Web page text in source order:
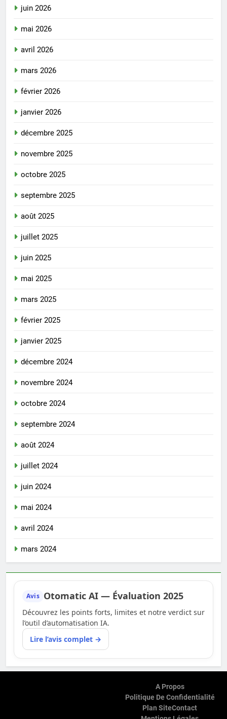
juin 2026
mai 2026
avril 2026
mars 2026
février 2026
janvier 2026
décembre 2025
novembre 2025
octobre 2025
septembre 2025
août 2025
juillet 2025
juin 2025
mai 2025
mars 2025
février 2025
janvier 2025
décembre 2024
novembre 2024
octobre 2024
septembre 2024
août 2024
juillet 2024
juin 2024
mai 2024
avril 2024
mars 2024
Avis Otomatic AI — Évaluation 2025
Découvrez les points forts, limites et notre verdict sur
l’outil d’automatisation IA.
Lire l’avis complet →
A Propos
Politique De Confidentialité
Plan SiteContact